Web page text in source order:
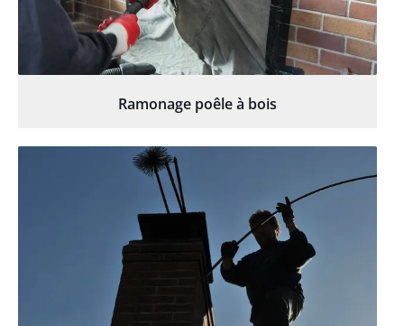
Ramonage poêle à bois